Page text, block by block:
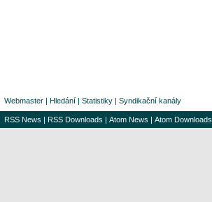
Webmaster | Hledání | Statistiky | Syndikační kanály
RSS News | RSS Downloads | Atom News | Atom Downloads